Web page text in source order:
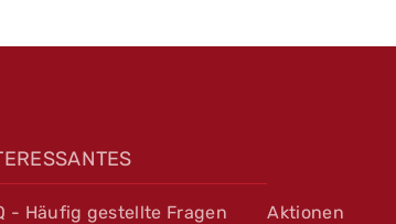
- Häufig gestellte Fragen Aktionen